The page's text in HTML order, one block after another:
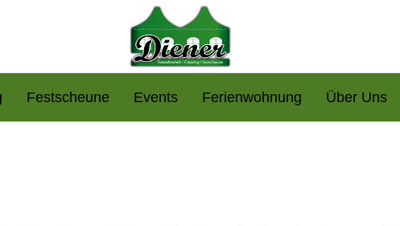
Festscheune Events Ferienwohnung Über Uns